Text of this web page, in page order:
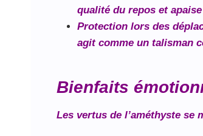
qualité du repos et
Protection lors des
agit comme un talisman
Bienfaits
Les vertus de l’améthyste